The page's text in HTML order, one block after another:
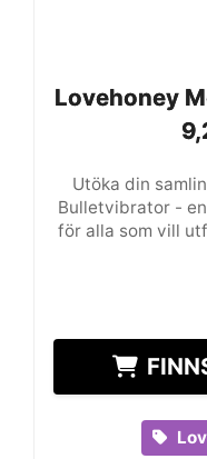
Lovehoney
Lovehoney
Utöka din
Bulletvibrator -
för alla som vill